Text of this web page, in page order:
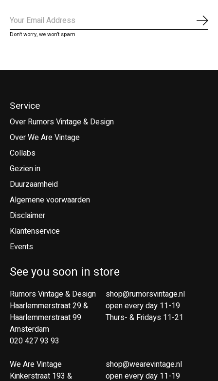
Don’t worry, we won’t spam
Service
Over Rumors Vintage & Design
Over We Are Vintage
Collabs
Gezien in
Duurzaamheid
Algemene voorwaarden
Disclaimer
Klantenservice
Events
See you soon in store
Rumors Vintage & Design
Haarlemmerstraat 29 &
Haarlemmerstraat 99
Amsterdam
020 427 93 93
We Are Vintage
Kinkerstraat 193 &
shop@rumorsvintage.nl
open every day 11-19
Thurs- & Fridays 11-21
shop@wearevintage.nl
open every day 11-19